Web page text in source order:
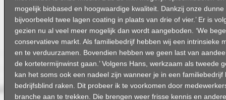
mogelijk biobased en hoogwaardige kwaliteit. Dankzij onze
bijvoorbeeld twee lagen coating in plaats van drie of vier.’ Er is
gezien nu al veel meer mogelijk dan wordt aangeboden. ‘We
conservatieve markt. Als familiebedrijf hebben wij een intrinsieke
en te verduurzamen. Bovendien hebben we geen last van
de kortetermijnwinst gaan.’ Volgens Hans, werkzaam als tweede
kan het soms ook een nadeel zijn wanneer je in een familiebedrijf
bedrijfsblind raken. Dit probeer ik te voorkomen door
branche aan te trekken. Die brengen weer frisse kennis en